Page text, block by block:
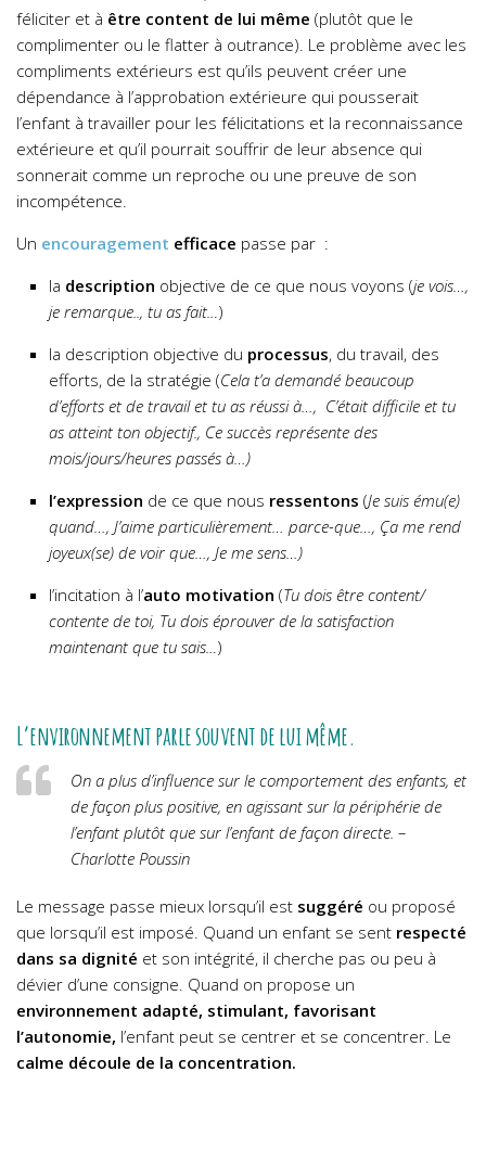
féliciter et à être content de lui même (plutôt que le
complimenter ou le flatter à outrance). Le problème avec les
compliments extérieurs est qu’ils peuvent créer une
dépendance à l’approbation extérieure qui pousserait
l’enfant à travailler pour les félicitations et la reconnaissance
extérieure et qu’il pourrait souffrir de leur absence qui
sonnerait comme un reproche ou une preuve de son
incompétence.
Un encouragement efficace passe par :
la description objective de ce que nous voyons (je vois…,
je remarque.., tu as fait...)
la description objective du processus, du travail, des
efforts, de la stratégie (Cela t’a demandé beaucoup
d’efforts et de travail et tu as réussi à…, C’était difficile et tu
as atteint ton objectif., Ce succès représente des
mois/jours/heures passés à…)
l’expression de ce que nous ressentons (Je suis ému(e)
quand…, J’aime particulièrement… parce-que…, Ça me rend
joyeux(se) de voir que…, Je me sens…)
l’incitation à l’auto motivation (Tu dois être content/
contente de toi, Tu dois éprouver de la satisfaction
maintenant que tu sais...)
L’environnement parle souvent de lui même.
On a plus d’influence sur le comportement des enfants, et
de façon plus positive, en agissant sur la périphérie de
l’enfant plutôt que sur l’enfant de façon directe. –
Charlotte Poussin
Le message passe mieux lorsqu’il est suggéré ou proposé
que lorsqu’il est imposé. Quand un enfant se sent respecté
dans sa dignité et son intégrité, il cherche pas ou peu à
dévier d’une consigne. Quand on propose un
environnement adapté, stimulant, favorisant
l’autonomie, l’enfant peut se centrer et se concentrer. Le
calme découle de la concentration.